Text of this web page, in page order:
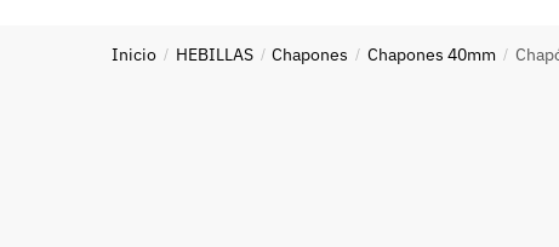
Inicio / HEBILLAS / Chapones / Chapones 40mm /